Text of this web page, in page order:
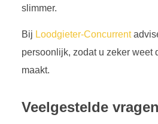
slimmer.
Bij Loodgieter-Concurrent
persoonlijk, zodat u zeker weet
maakt.
Veelgestelde